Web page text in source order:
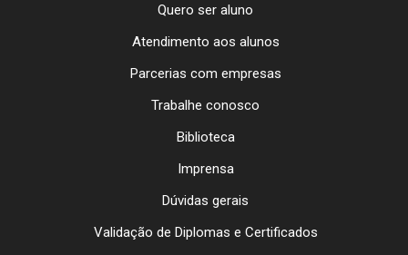
Quero ser aluno
Atendimento aos alunos
Parcerias com empresas
Trabalhe conosco
Biblioteca
Imprensa
Dúvidas gerais
Validação de Diplomas e Certificados